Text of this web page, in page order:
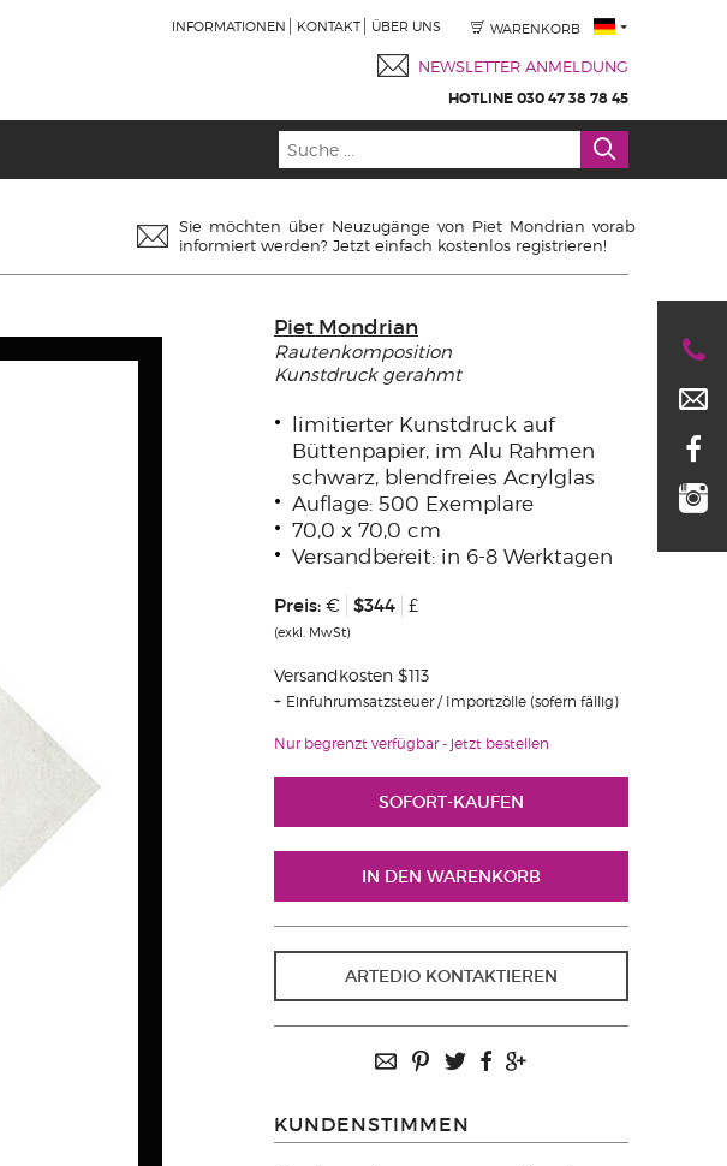
INFORMATIONEN KONTAKT ÜBER UNS WARENKORB
NEWSLETTER ANMELDUNG
HOTLINE 030 47 38 78 45
Sie möchten über Neuzugänge von Piet Mondrian vorab
informiert werden? Jetzt einfach kostenlos registrieren!
Piet Mondrian
Rautenkomposition
Kunstdruck gerahmt
limitierter Kunstdruck auf
Büttenpapier, im Alu Rahmen
schwarz, blendfreies Acrylglas
Auflage: 500 Exemplare
70,0 x 70,0 cm
Versandbereit: in 6-8 Werktagen
Preis: € $344 £
(exkl. MwSt)
Versandkosten $113
Einfuhrumsatzsteuer / Importzölle (sofern fällig)
Nur begrenzt verfügbar - jetzt bestellen
ARTEDIO KONTAKTIEREN
KUNDENSTIMMEN